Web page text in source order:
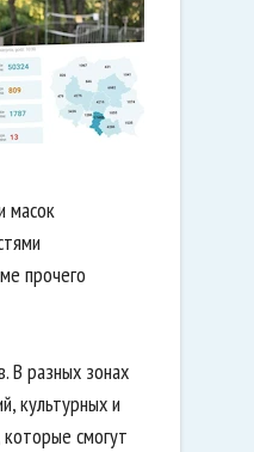
масок
прочего
В разных зонах
культурных и
смогут